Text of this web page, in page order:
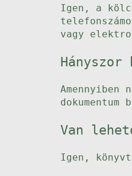
Igen, a
vagy
Hányszor
dokumentum
Van
Igen,